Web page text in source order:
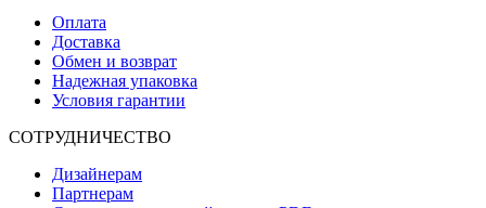
Оплата
Доставка
Обмен и возврат
Надежная упаковка
Условия гарантии
СОТРУДНИЧЕСТВО
Дизайнерам
Партнерам